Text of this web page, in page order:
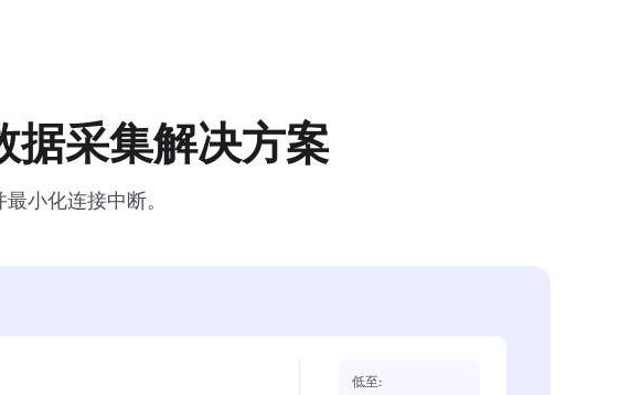
据采集解决方案
小化连接中断。
低至: